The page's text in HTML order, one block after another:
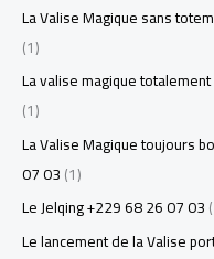
La Valise Magique sans
(1)
La valise magique
(1)
La Valise Magique toujours
07 03(1)
Le Jelqing +229 68 26 07 03
Le lancement de la Valise